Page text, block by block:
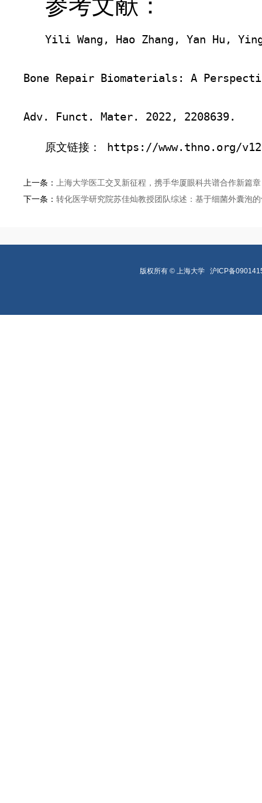
参考文献：
Yili Wang, Hao Zhang, Yan Hu,
Bone Repair Biomaterials: A
Adv. Funct. Mater. 2022, 2208639.
原文链接： https://www.thno.org/
上一条： 上海大学医工交叉新征程，携手华厦眼科共谱合作新篇章
下一条： 转化医学研究院苏佳灿教授团队综述：基于细菌外囊泡
版权所有 © 上海大学 沪ICP备